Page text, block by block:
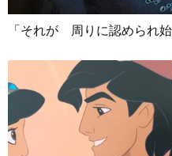
「それが 周りに認められ始